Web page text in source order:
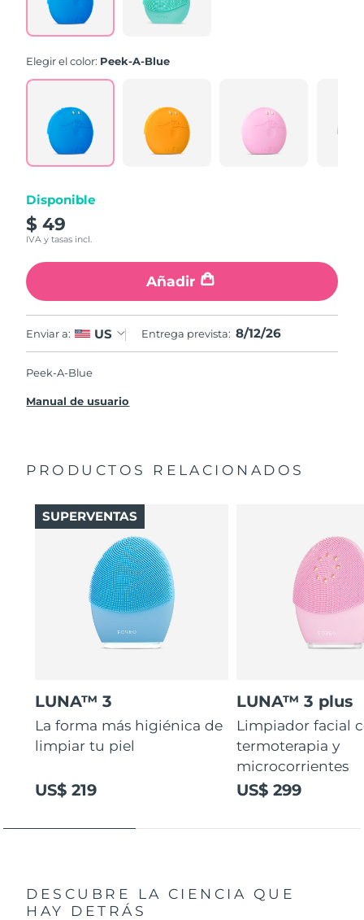
page
link.
Elegir el color: Peek-A-Blue
Disponible
$ 49
IVA y tasas incl.
Añadir
Enviar a: US Entrega prevista: 8/12/26
Peek-A-Blue
Manual de usuario
PRODUCTOS RELACIONADOS
LUNA™ 3
La forma más higiénica de
limpiar tu piel
US$ 219
SUPERVENTAS
LUNA™ 3 plus
Limpiador facial
termoterapia y
microcorrientes
US$ 299
DESCUBRE LA CIENCIA QUE
HAY DETRÁS